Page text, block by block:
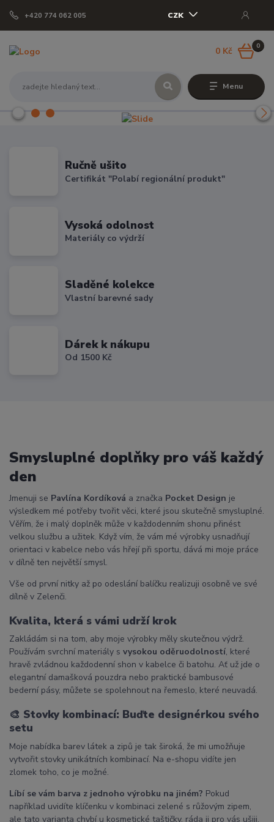
Menu
+420 774 062 005 CZK
0
0 Kč
Ručně ušito
Certifikát "Polabí regionální produkt"
Vysoká odolnost
Materiály co výdrží
Sladěné kolekce
Vlastní barevné sady
Dárek k nákupu
Od 1500 Kč
Smysluplné doplňky pro váš každý
den
Jmenuji se Pavlína Kordíková a značka Pocket Design je
výsledkem mé potřeby tvořit věci, které jsou skutečně smysluplné.
Věřím, že i malý doplněk může v každodenním shonu přinést
velkou službu a užitek. Když vím, že vám mé výrobky usnadňují
orientaci v kabelce nebo vás hřejí při sportu, dává mi moje práce
v dílně ten největší smysl.
Vše od první nitky až po odeslání balíčku realizuji osobně ve své
dílně v Zelenči.
Kvalita, která s vámi udrží krok
Zakládám si na tom, aby moje výrobky měly skutečnou výdrž.
Používám svrchní materiály s vysokou oděruodolností, které
hravě zvládnou každodenní shon v kabelce či batohu. Ať už jde o
elegantní damašková pouzdra nebo praktické bambusové
bederní pásy, můžete se spolehnout na řemeslo, které neuvadá.
🎨 Stovky kombinací: Buďte designérkou svého
setu
Moje nabídka barev látek a zipů je tak široká, že mi umožňuje
vytvořit stovky unikátních kombinací. Na e-shopu vidíte jen
zlomek toho, co je možné.
Líbí se vám barva z jednoho výrobku na jiném? Pokud
například uvidíte klíčenku v kombinaci zelené s růžovým zipem,
ale tato varianta chybí u kosmetické taštičky, ráda ji pro vás ušiji.